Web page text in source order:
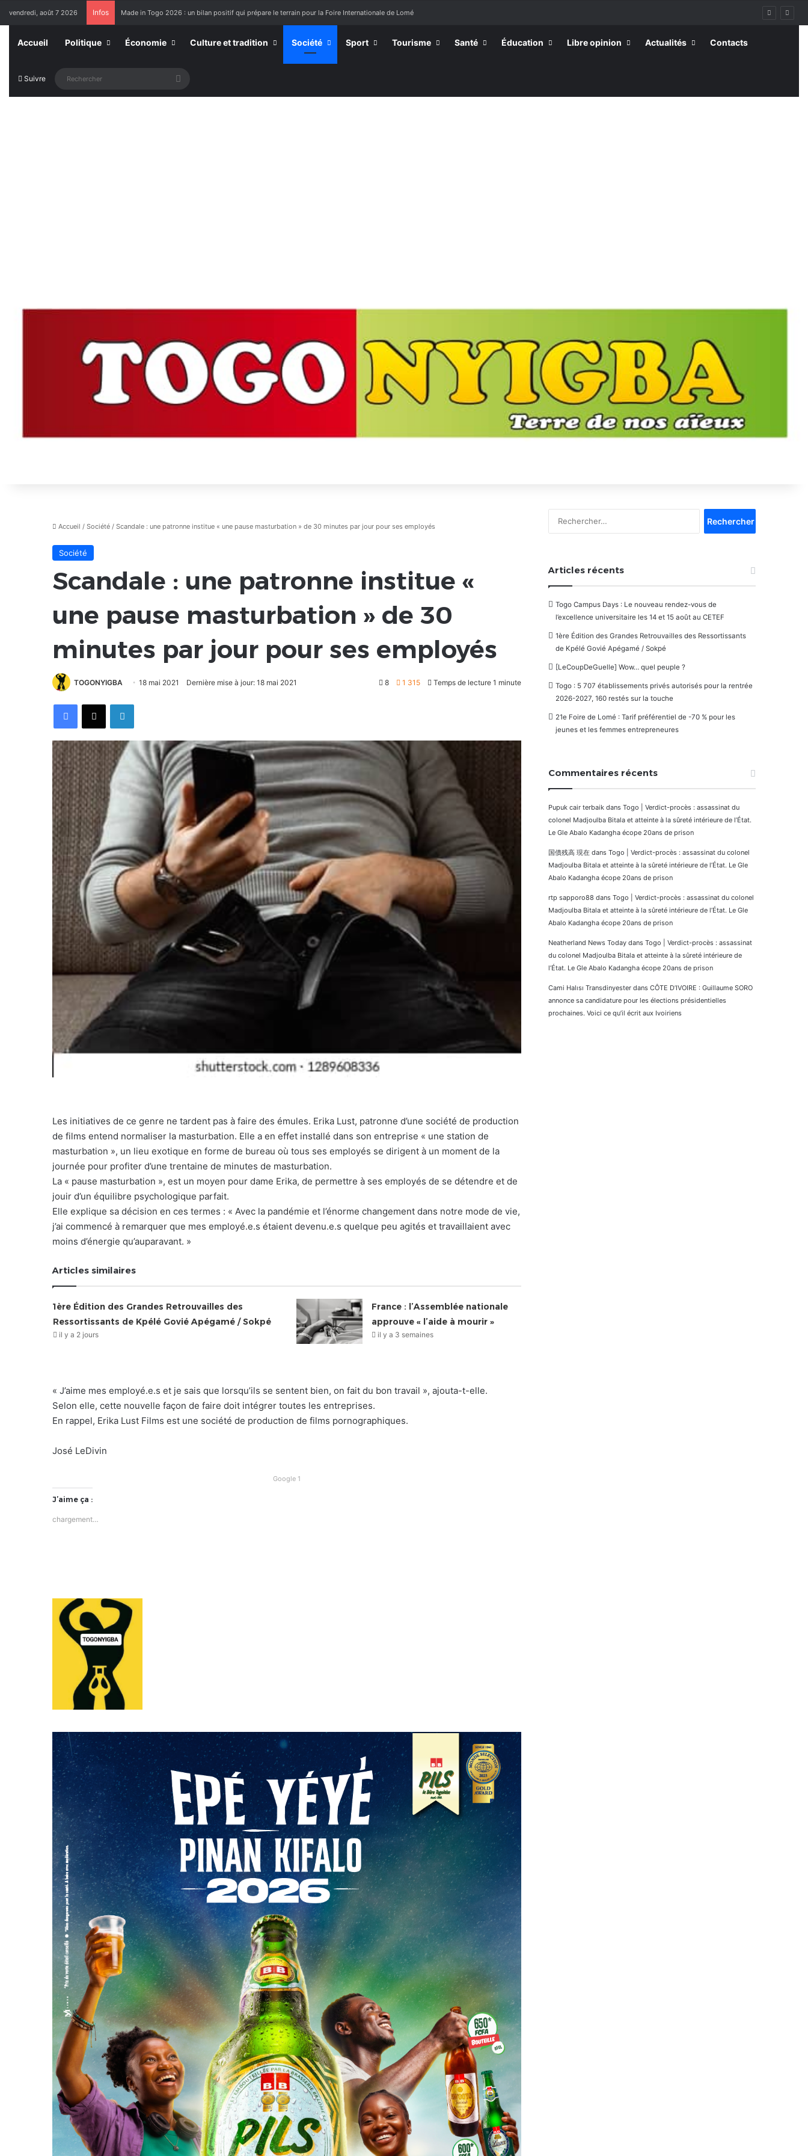
vendredi, août 7 2026 Infos Made in Togo 2026 : un bilan positif qui prépare le terrain pour la Foire Internationale de Lomé
Accueil Politique Économie Culture et tradition Société Sport Tourisme Santé Éducation Libre opinion Actualités Contacts
Suivre Rechercher
Accueil / Société / Scandale : une patronne institue « une pause masturbation » de 30 minutes par jour pour ses employés
Société
Scandale : une patronne institue «
une pause masturbation » de 30
minutes par jour pour ses employés
TOGONYIGBA 18 mai 2021 Dernière mise à jour: 18 mai 2021 8 1 315 Temps de lecture 1 minute
FacebookX Linkedin
Les initiatives de ce genre ne tardent pas à faire des émules. Erika Lust, patronne d’une société de production
de films entend normaliser la masturbation. Elle a en effet installé dans son entreprise « une station de
masturbation », un lieu exotique en forme de bureau où tous ses employés se dirigent à un moment de la
journée pour profiter d’une trentaine de minutes de masturbation.
La « pause masturbation », est un moyen pour dame Erika, de permettre à ses employés de se détendre et de
jouir d’un équilibre psychologique parfait.
Elle explique sa décision en ces termes : « Avec la pandémie et l’énorme changement dans notre mode de vie,
j’ai commencé à remarquer que mes employé.e.s étaient devenu.e.s quelque peu agités et travaillaient avec
moins d’énergie qu’auparavant. »
Articles similaires
1ère Édition des Grandes Retrouvailles des
Ressortissants de Kpélé Govié Apégamé / Sokpé
il y a 2 jours
France : l’Assemblée nationale
approuve « l’aide à mourir »
il y a 3 semaines
« J’aime mes employé.e.s et je sais que lorsqu’ils se sentent bien, on fait du bon travail », ajouta-t-elle.
Selon elle, cette nouvelle façon de faire doit intégrer toutes les entreprises.
En rappel, Erika Lust Films est une société de production de films pornographiques.
José LeDivin
Google 1
J’aime ça :
chargement…
Articles récents
Togo Campus Days : Le nouveau rendez-vous de
l’excellence universitaire les 14 et 15 août au CETEF
1ère Édition des Grandes Retrouvailles des Ressortissants
de Kpélé Govié Apégamé / Sokpé
[LeCoupDeGuelle] Wow… quel peuple ?
Togo : 5 707 établissements privés autorisés pour la rentrée
2026-2027, 160 restés sur la touche
21e Foire de Lomé : Tarif préférentiel de -70 % pour les
jeunes et les femmes entrepreneures
Commentaires récents
Pupuk cair terbaik dans Togo | Verdict-procès : assassinat du
colonel Madjoulba Bitala et atteinte à la sûreté intérieure de l’État.
Le Gle Abalo Kadangha écope 20ans de prison
国債残高 現在 dans Togo | Verdict-procès : assassinat du colonel
Madjoulba Bitala et atteinte à la sûreté intérieure de l’État. Le Gle
Abalo Kadangha écope 20ans de prison
rtp sapporo88 dans Togo | Verdict-procès : assassinat du colonel
Madjoulba Bitala et atteinte à la sûreté intérieure de l’État. Le Gle
Abalo Kadangha écope 20ans de prison
Neatherland News Today dans Togo | Verdict-procès : assassinat
du colonel Madjoulba Bitala et atteinte à la sûreté intérieure de
l’État. Le Gle Abalo Kadangha écope 20ans de prison
Cami Halısı Transdinyester dans CÔTE D’IVOIRE : Guillaume SORO
annonce sa candidature pour les élections présidentielles
prochaines. Voici ce qu’il écrit aux Ivoiriens